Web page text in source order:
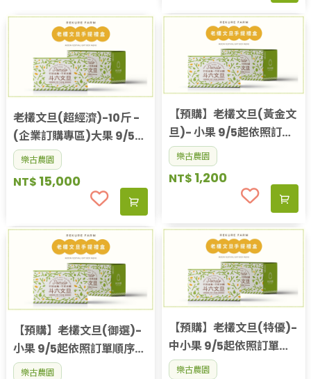
老欉文旦(超經濟)-10斤 -
(企業訂購專區)大果 9/5起
依照訂單順序出貨
樂古農園
NT$ 15,000
【預購】老欉文旦(黃金文
旦)- 小果 9/5起依照訂單
順序出貨
樂古農園
NT$ 1,200
【預購】老欉文旦(御選)-
小果 9/5起依照訂單順序出
貨樂古農園
【預購】老欉文旦(特優)-
中小果 9/5起依照訂單順
序出貨
樂古農園